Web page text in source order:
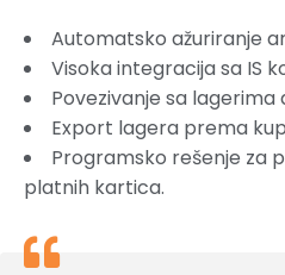
Automatsko ažuriranje
Visoka integracija sa IS
Povezivanje sa lagerima
Export lagera prema
Programsko rešenje za
platnih kartica.